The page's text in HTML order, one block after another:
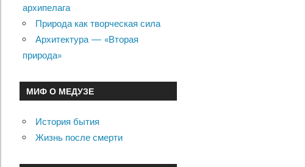
архипелага
Природа как творческая сила
Архитектура — «Вторая
природа»
МИФ О МЕДУЗЕ
История бытия
Жизнь после смерти